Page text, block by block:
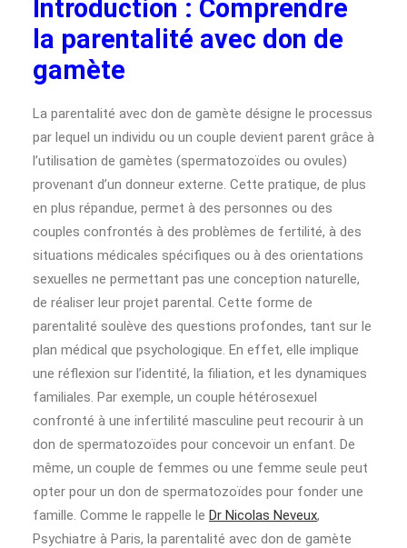
Introduction : Comprendre
la parentalité avec don de
gamète
La parentalité avec don de gamète désigne le processus
par lequel un individu ou un couple devient parent grâce à
l’utilisation de gamètes (spermatozoïdes ou ovules)
provenant d’un donneur externe. Cette pratique, de plus
en plus répandue, permet à des personnes ou des
couples confrontés à des problèmes de fertilité, à des
situations médicales spécifiques ou à des orientations
sexuelles ne permettant pas une conception naturelle,
de réaliser leur projet parental. Cette forme de
parentalité soulève des questions profondes, tant sur le
plan médical que psychologique. En effet, elle implique
une réflexion sur l’identité, la filiation, et les dynamiques
familiales. Par exemple, un couple hétérosexuel
confronté à une infertilité masculine peut recourir à un
don de spermatozoïdes pour concevoir un enfant. De
même, un couple de femmes ou une femme seule peut
opter pour un don de spermatozoïdes pour fonder une
famille. Comme le rappelle le Dr Nicolas Neveux,
Psychiatre à Paris, la parentalité avec don de gamète